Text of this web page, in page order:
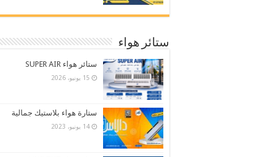
ستائر هواء
ستائر هواء SUPER AIR
15 يونيو، 2026
ستارة هواء بلاستيك جمالية
14 يونيو، 2023